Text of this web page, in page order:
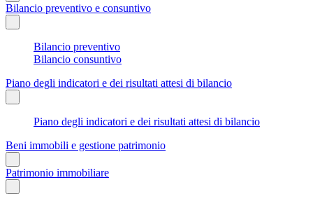
Bilancio preventivo e consuntivo
Bilancio preventivo
Bilancio consuntivo
Piano degli indicatori e dei risultati attesi di bilancio
Piano degli indicatori e dei risultati attesi di bilancio
Beni immobili e gestione patrimonio
Patrimonio immobiliare